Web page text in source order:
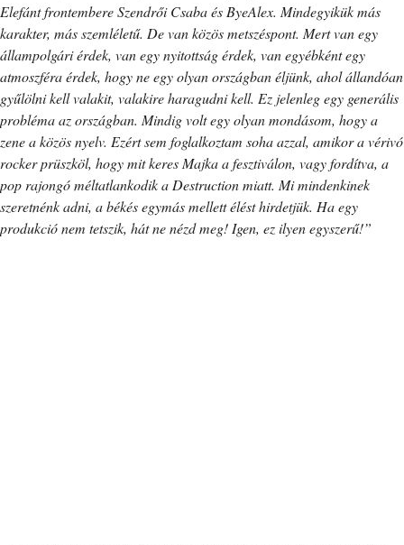
Elefánt frontembere Szendrői Csaba és ByeAlex. Mindegyikük más
karakter, más szemléletű. De van közös metszéspont. Mert van egy
állampolgári érdek, van egy nyitottság érdek, van egyébként egy
atmoszféra érdek, hogy ne egy olyan országban éljünk, ahol állandóan
gyűlölni kell valakit, valakire haragudni kell. Ez jelenleg egy generális
probléma az országban. Mindig volt egy olyan mondásom, hogy a
zene a közös nyelv. Ezért sem foglalkoztam soha azzal, amikor a vérivó
rocker prüszköl, hogy mit keres Majka a fesztiválon, vagy fordítva, a
pop rajongó méltatlankodik a Destruction miatt. Mi mindenkinek
szeretnénk adni, a békés egymás mellett élést hirdetjük. Ha egy
produkció nem tetszik, hát ne nézd meg! Igen, ez ilyen egyszerű!”